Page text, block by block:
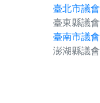
臺北市議會
臺東縣議會
臺南市議會
澎湖縣議會